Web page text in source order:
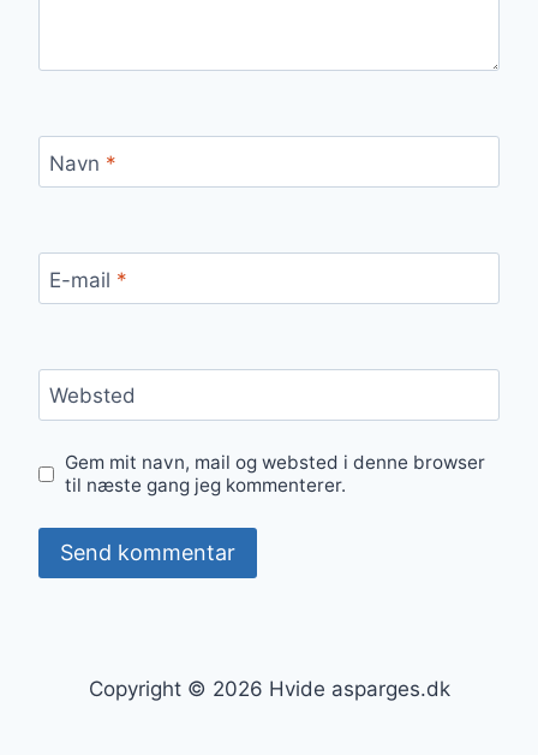
Navn *
E-mail *
Websted
Gem mit navn, mail og websted i denne browser
til næste gang jeg kommenterer.
Copyright © 2026 Hvide asparges.dk